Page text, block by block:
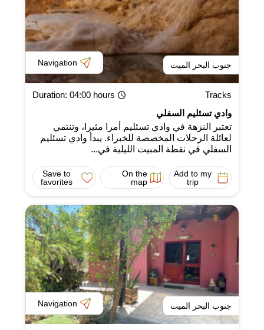
جنوب البحر الميت Navigation
Tracks
Duration: 04:00 hours
وادي تسئليم السفلي
تعتبر النزهة في وادي تسئليم أمرا مثيرا، وتنتمي
لعائلة الرحلات المخصصة للخبراء. يبدأ وادي تسئليم
السفلي في نقطة المبيت الليلية في...
Add to my
trip
On the
map
Save to
favorites
جنوب البحر الميت Navigation